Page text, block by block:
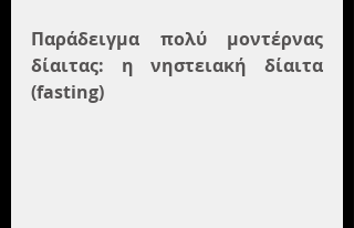
Παράδειγμα πολύ μοντέρνας
δίαιτας: η νηστειακή δίαιτα
(fasting)